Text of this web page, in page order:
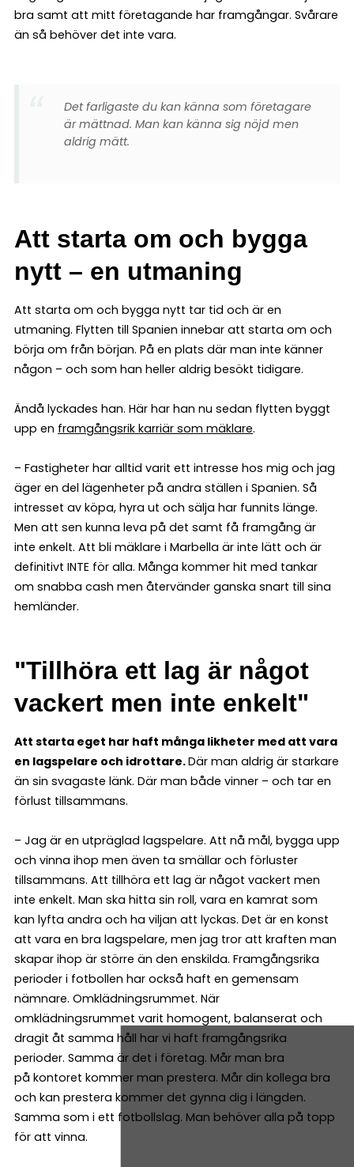
bra samt att mitt företagande har framgångar. Svårare
än så behöver det inte vara.
Det farligaste du kan känna som företagare
är mättnad. Man kan känna sig nöjd men
aldrig mätt.
Att starta om och bygga
nytt – en utmaning
Att starta om och bygga nytt tar tid och är en
utmaning. Flytten till Spanien innebar att starta om och
börja om från början. På en plats där man inte känner
någon – och som han heller aldrig besökt tidigare.
Ändå lyckades han. Här har han nu sedan flytten byggt
upp en framgångsrik karriär som mäklare.
– Fastigheter har alltid varit ett intresse hos mig och jag
äger en del lägenheter på andra ställen i Spanien. Så
intresset av köpa, hyra ut och sälja har funnits länge.
Men att sen kunna leva på det samt få framgång är
inte enkelt. Att bli mäklare i Marbella är inte lätt och är
definitivt INTE för alla. Många kommer hit med tankar
om snabba cash men återvänder ganska snart till sina
hemländer.
"Tillhöra ett lag är något
vackert men inte enkelt"
Att starta eget har haft många likheter med att vara
en lagspelare och idrottare.Där man aldrig är starkare
än sin svagaste länk. Där man både vinner – och tar en
förlust tillsammans.
– Jag är en utpräglad lagspelare. Att nå mål, bygga upp
och vinna ihop men även ta smällar och förluster
tillsammans. Att tillhöra ett lag är något vackert men
inte enkelt. Man ska hitta sin roll, vara en kamrat som
kan lyfta andra och ha viljan att lyckas. Det är en konst
att vara en bra lagspelare, men jag tror att kraften man
skapar ihop är större än den enskilda. Framgångsrika
perioder i fotbollen har också haft en gemensam
nämnare. Omklädningsrummet. När
omklädningsrummet varit homogent, balanserat och
dragit åt samma håll har vi haft framgångsrika
perioder. Samma är det i företag. Mår man bra
på kontoret kommer man prestera. Mår din kollega bra
och kan prestera kommer det gynna dig i längden.
Samma som i ett fotbollslag. Man behöver alla på topp
för att vinna.